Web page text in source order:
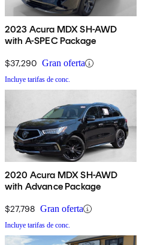
2023 Acura MDX SH-AWD
with A-SPEC Package
$37,290 Gran oferta
Incluye tarifas de conc.
2020 Acura MDX SH-AWD
with Advance Package
$27,798 Gran oferta
Incluye tarifas de conc.